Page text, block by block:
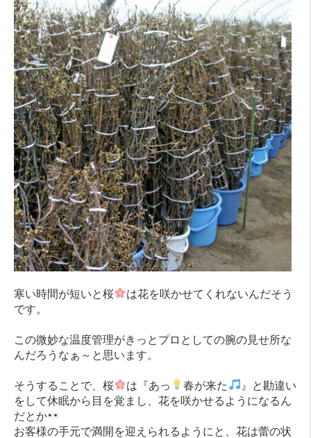
寒い時間が短いと桜
は花を咲かせてくれないんだそう
です。
この微妙な温度管理がきっとプロとしての腕の見せ所な
んだろうなぁ～と思います。
そうすることで、桜 は『あっ 春が来た
』と勘違い
をして休眠から目を覚まし、花を咲かせるようになるん
だとか
お客様の手元で満開を迎えられるようにと、花は蕾の状